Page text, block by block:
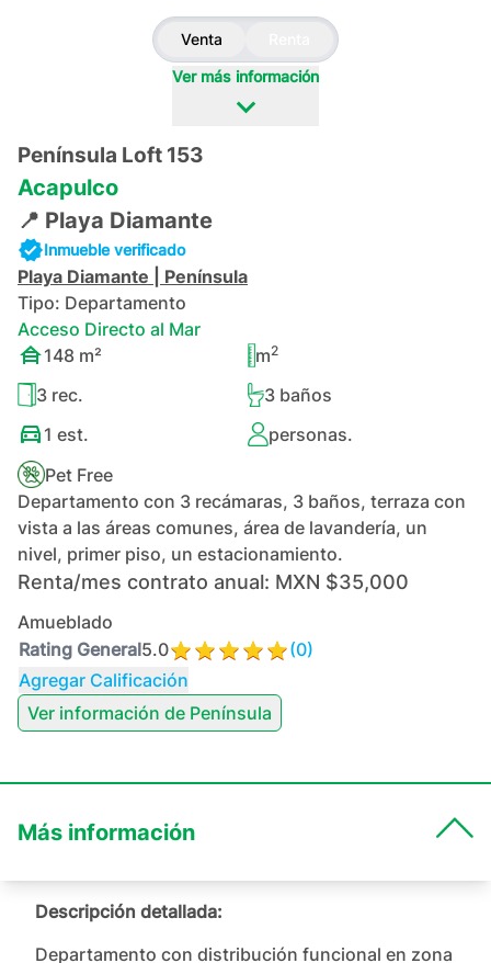
Venta
Ver más información
Península Loft 153
Acapulco
📍 Playa Diamante
Inmueble verificado
Playa Diamante
Península
Tipo: Departamento
Acceso Directo al Mar
148 m² m2
3 rec. 3baños
1 est.
personas.
Pet Free
Departamento con 3 recámaras, 3 baños, terraza con
vista a las áreas comunes, área de lavandería, un
nivel, primer piso, un estacionamiento.
Renta/mes contrato anual: MXN $35,000
Amueblado
Rating General5.0 (0)
Agregar Calificación
Ver información de Península
Más información
Descripción detallada:
Departamento con distribución funcional en zona